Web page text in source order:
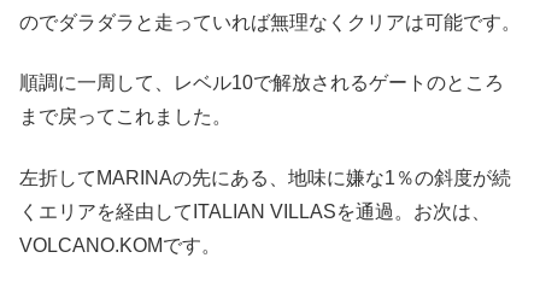
のでダラダラと走っていれば無理なくクリアは可能です。
順調に一周して、レベル10で解放されるゲートのところ
まで戻ってこれました。
左折してMARINAの先にある、地味に嫌な1％の斜度が続
くエリアを経由してITALIAN VILLASを通過。お次は、
VOLCANO.KOMです。